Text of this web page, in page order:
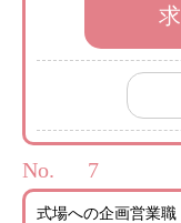
No.
式場への企画営業